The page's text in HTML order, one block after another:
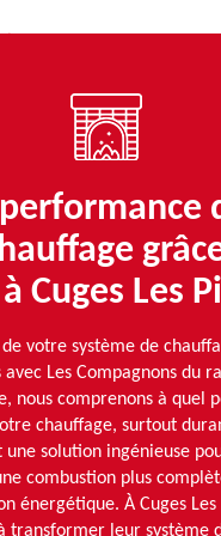
Cuges Les
votre système de
avec Les Compagnons du
nous comprenons à quel
chauffage, surtout
une solution ingénieuse
combustion plus
énergétique. À Cuges Les
transformer leur système